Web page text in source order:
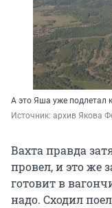
А это Яша уже подлетал
Источник: архив Якова
Вахта правда
провел, и это же
готовит в
надо. Сходил